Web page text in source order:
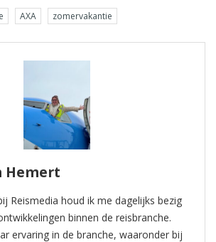
AXA zomervakantie
Hemert
Reismedia houd ik me dagelijks bezig
binnen de reisbranche.
ervaring in de branche, waaronder bij